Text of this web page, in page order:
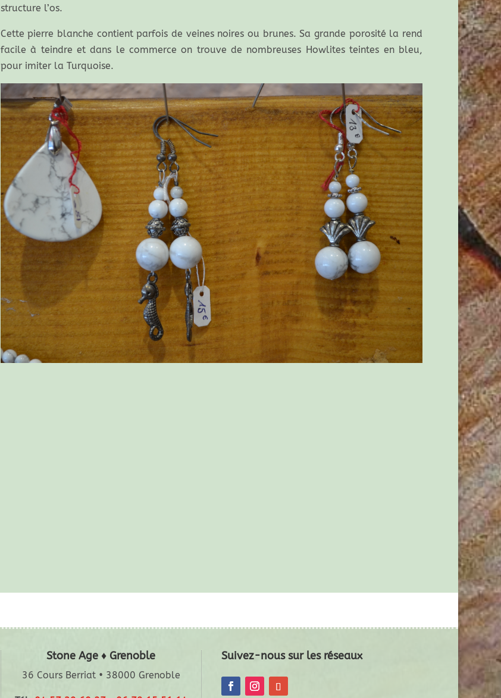
structure l’os.
Cette pierre blanche contient parfois de veines noires ou brunes. Sa grande porosité la rend
facile à teindre et dans le commerce on trouve de nombreuses Howlites teintes en bleu,
pour imiter la Turquoise.
Stone Age ♦ Grenoble
36 Cours Berriat • 38000 Grenoble
Suivez-nous sur les réseaux